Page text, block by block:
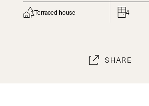
Terraced house 4
SHARE